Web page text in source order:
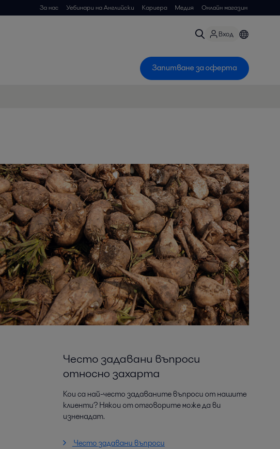
За нас Уебинари на Английски Кариера Медия Онлайн магазин
Вход
Запитване за оферта
Често задавани въпроси
относно захарта
Кои са най-често задаваните въпроси от нашите
клиенти? Някои от отговорите може да ви
изненадат.
Често задавани въпроси